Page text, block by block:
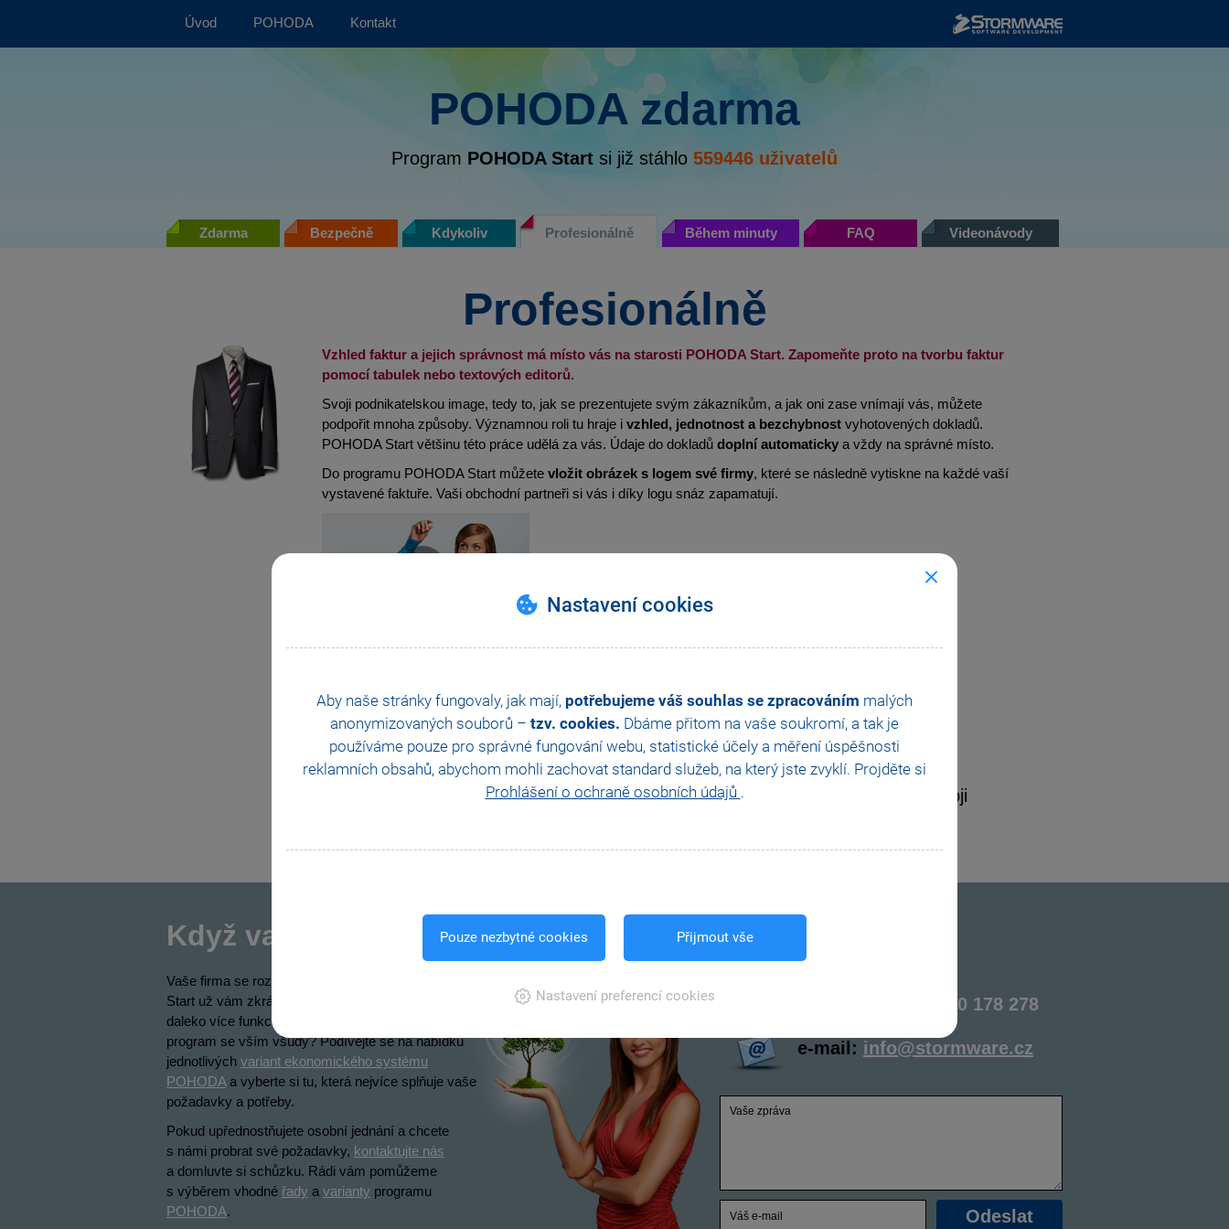
Nastavení cookies
Aby naše stránky fungovaly, jak mají, potřebujeme váš souhlas se zpracováním malých
anonymizovaných souborů – tzv. cookies. Dbáme přitom na vaše soukromí, a tak je
používáme pouze pro správné fungování webu, statistické účely a měření úspěšnosti
reklamních obsahů, abychom mohli zachovat standard služeb, na který jste zvyklí. Projděte si
Prohlášení o ochraně osobních údajů .
Pouze nezbytné cookies Přijmout vše
Nastavení preferencí cookies
Úvod
POHODA Kontakt
POHODA zdarma
Program POHODA Start si již stáhlo 559446 uživatelů
Zdarma Bezpečně Kdykoliv Profesionálně Během minuty FAQ Videonávody
Profesionálně
Vzhled faktur a jejich správnost má místo vás na starosti POHODA Start. Zapomeňte proto na tvorbu faktur
pomocí tabulek nebo textových editorů.
Svoji podnikatelskou image, tedy to, jak se prezentujete svým zákazníkům, a jak oni zase vnímají vás, můžete
podpořit mnoha způsoby. Významnou roli tu hraje i vzhled, jednotnost a bezchybnost vyhotovených dokladů.
POHODA Start většinu této práce udělá za vás. Údaje do dokladů doplní automaticky a vždy na správné místo.
Do programu POHODA Start můžete vložit obrázek s logem své firmy, které se následně vytiskne na každé vaší
vystavené faktuře. Vaši obchodní partneři si vás i díky logu snáz zapamatují.
Vystavení faktury
POHODAStart Stáhnout
Faktury jak z rukou profesionála. Přehledné a srozumitelné. Podpořte svoji
Když vaše firma vyroste
Vaše firma se rozrostla a bezplatná verze POHODA
Start už vám zkrátka nestačí? Potřebujete využívat
daleko více funkcí a možností? Chcete účetní
program se vším všudy? Podívejte se na nabídku
jednotlivých variant ekonomického systému
POHODA a vyberte si tu, která nejvíce splňuje vaše
požadavky a potřeby.
Pokud upřednostňujete osobní jednání a chcete
s námi probrat své požadavky, kontaktujte nás
a domluvte si schůzku. Rádi vám pomůžeme
s výběrem vhodné řady a varianty programu
POHODA.
Kontaktujte nás
800 178 278
e-mail: info@stormware.cz
Odeslat